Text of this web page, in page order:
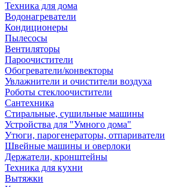
Техника для дома
Водонагреватели
Кондиционеры
Пылесосы
Вентиляторы
Пароочистители
Обогреватели/конвекторы
Увлажнители и очистители воздуха
Роботы стеклоочистители
Сантехника
Стиральные, сушильные машины
Устройства для "Умного дома"
Утюги, парогенераторы, отпариватели
Швейные машины и оверлоки
Держатели, кронштейны
Техника для кухни
Вытяжки